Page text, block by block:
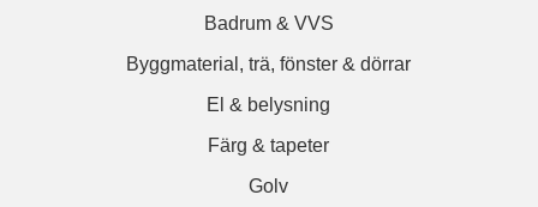
Badrum & VVS
Byggmaterial, trä, fönster & dörrar
El & belysning
Färg & tapeter
Golv